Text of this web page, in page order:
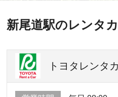
新尾道駅のレンタ
トヨタレンタ